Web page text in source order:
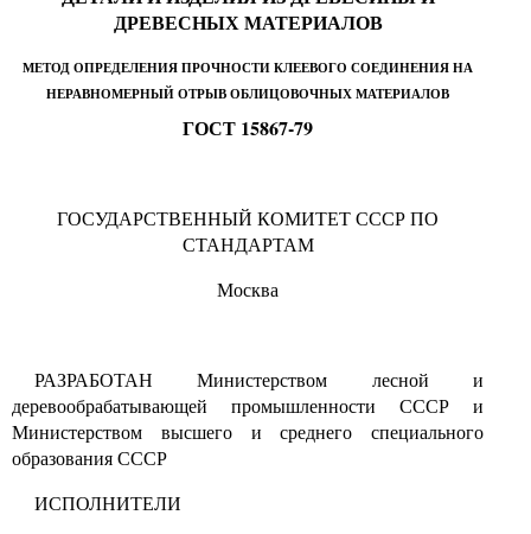
ДРЕВЕСНЫХ МАТЕРИАЛОВ
МЕТОД ОПРЕДЕЛЕНИЯ ПРОЧНОСТИ КЛЕЕВОГО СОЕДИНЕНИЯ НА
НЕРАВНОМЕРНЫЙ ОТРЫВ ОБЛИЦОВОЧНЫХ МАТЕРИАЛОВ
ГОСТ 15867-79
ГОСУДАРСТВЕННЫЙ КОМИТЕТ СССР ПО
СТАНДАРТАМ
Москва
РАЗРАБОТАН Министерством лесной и
деревообрабатывающей промышленности СССР и
Министерством высшего и среднего специального
образования СССР
ИСПОЛНИТЕЛИ